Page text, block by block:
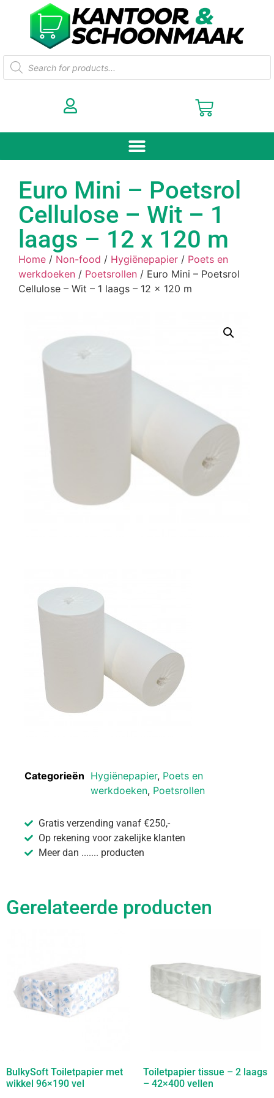
Euro Mini – Poetsrol
Cellulose – Wit – 1
laags – 12 x 120 m
Home / Non-food / Hygiënepapier / Poets en
werkdoeken / Poetsrollen / Euro Mini – Poetsrol
Cellulose – Wit – 1 laags – 12 x 120 m
Categorieën Hygiënepapier, Poets en
werkdoeken, Poetsrollen
Gratis verzending vanaf €250,-
Op rekening voor zakelijke klanten
Meer dan ....... producten
Gerelateerde producten
BulkySoft Toiletpapier met
wikkel 96×190 vel
Toiletpapier tissue – 2 laags
– 42×400 vellen